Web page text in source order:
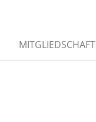
MITGLIEDSCHAFT